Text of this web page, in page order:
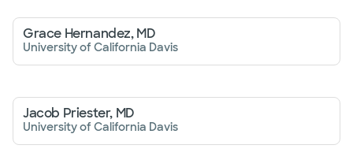
Grace Hernandez, MD
University of California Davis
Jacob Priester, MD
University of California Davis